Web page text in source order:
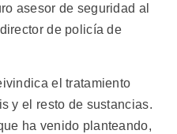
asesor de seguridad al
de policía de
el tratamiento
y el resto de sustancias.
ha venido planteando,